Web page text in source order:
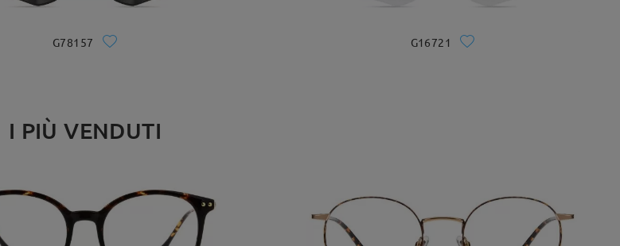
G78157 G16721
I PIÙ VENDUTI